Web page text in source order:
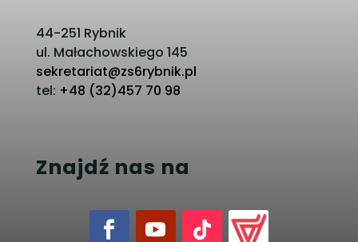
44-251 Rybnik
ul. Małachowskiego 145
sekretariat@zs6rybnik.pl
tel: +48 (32)457 70 98
Znajdź nas na